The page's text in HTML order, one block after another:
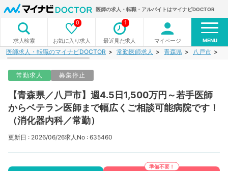
医師の求人・転職・アルバイトはマイナビDOCTOR
求人検索 お気に入り求人
0
最近見た求人
1
マイページ MENU
医師求人・転職のマイナビDOCTOR 常勤医師求人 青森県 八戸市
常勤求人 募集停止
【青森県／八戸市】週4.5日1,500万円～若手医師
からベテラン医師まで幅広くご相談可能病院です！
（消化器内科／常勤）
更新日 : 2026/06/26求人No : 635460